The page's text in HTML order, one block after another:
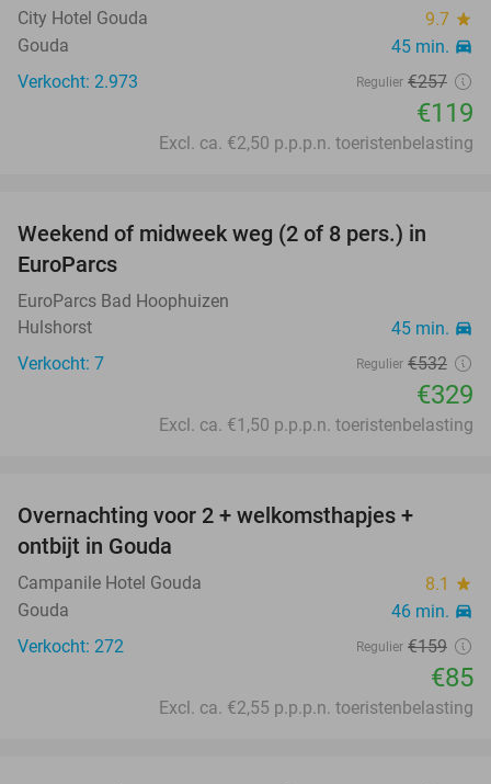
City Hotel Gouda 9.7 star
Gouda 45 min. directions_car
Verkocht: 2.973 Regulier €257
€119
Excl. ca. €2,50 p.p.p.n. toeristenbelasting
38%
Weekend of midweek weg (2 of 8 pers.) in
EuroParcs
EuroParcs Bad Hoophuizen
Hulshorst
45 min. directions_car
Verkocht: 7 Regulier €532
€329
Excl. ca. €1,50 p.p.p.n. toeristenbelasting
Overnachting voor 2 + welkomsthapjes +
ontbijt in Gouda
Campanile Hotel Gouda 8.1 star
Gouda 46 min. directions_car
Verkocht: 272 Regulier €159
€85
Excl. ca. €2,55 p.p.p.n. toeristenbelasting